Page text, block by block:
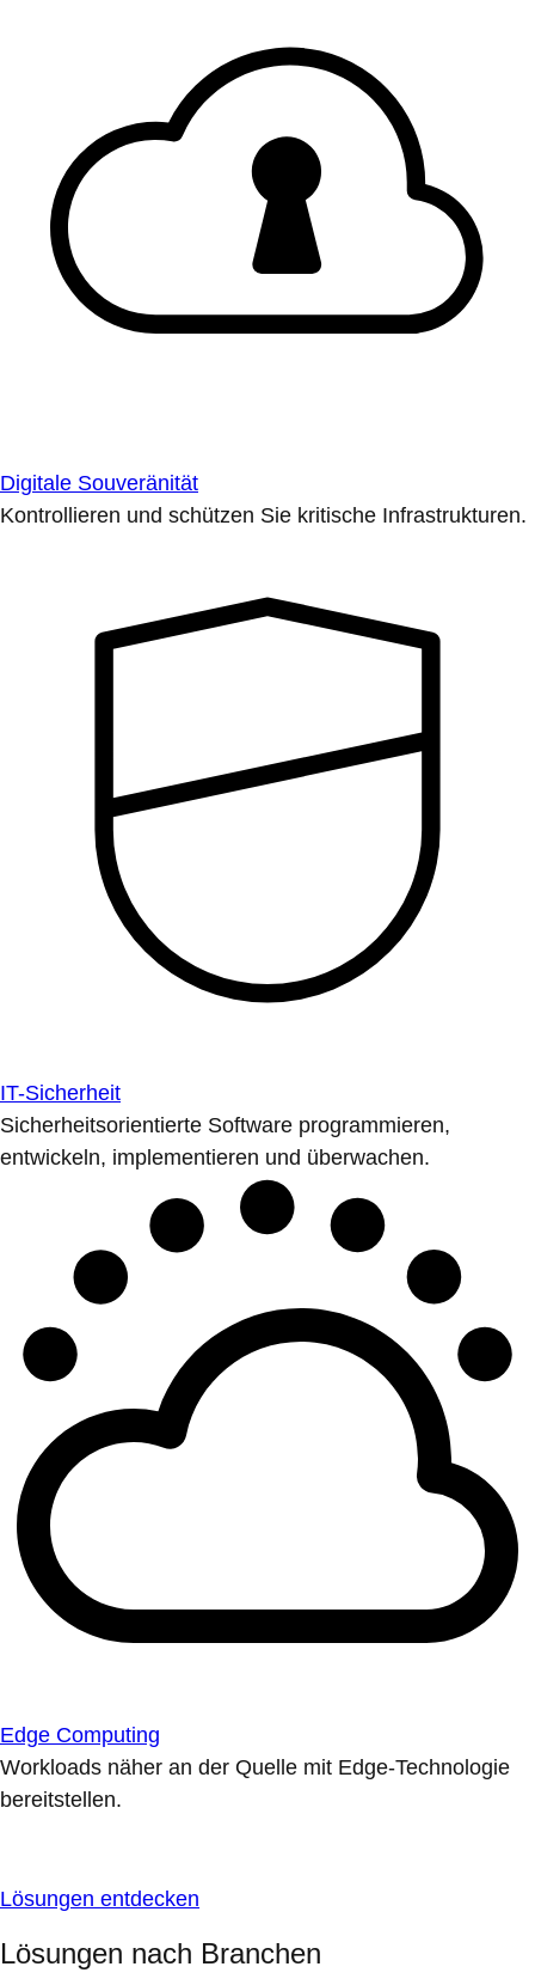
Digitale Souveränität
Kontrollieren und schützen Sie kritische Infrastrukturen.
IT-Sicherheit
Sicherheitsorientierte Software programmieren,
entwickeln, implementieren und überwachen.
Edge Computing
Workloads näher an der Quelle mit Edge-Technologie
bereitstellen.
Lösungen entdecken
Lösungen nach Branchen